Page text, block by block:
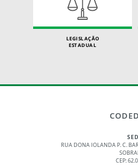
LEGISLAÇÃO
ESTADUAL
RUA DONA IOLANDA P. C.
CEP: